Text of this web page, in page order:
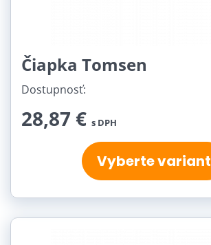
Čiapka Tomsen
Dostupnosť:
28,87 € s DPH
Vyberte variant